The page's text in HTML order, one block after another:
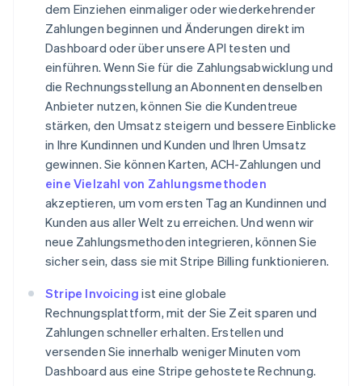
dem Einziehen einmaliger oder wiederkehrender
Zahlungen beginnen und Änderungen direkt im
Dashboard oder über unsere API testen und
einführen. Wenn Sie für die Zahlungsabwicklung und
die Rechnungsstellung an Abonnenten denselben
Anbieter nutzen, können Sie die Kundentreue
stärken, den Umsatz steigern und bessere Einblicke
in Ihre Kundinnen und Kunden und Ihren Umsatz
gewinnen. Sie können Karten, ACH-Zahlungen und
eine Vielzahl von Zahlungsmethoden
akzeptieren, um vom ersten Tag an Kundinnen und
Kunden aus aller Welt zu erreichen. Und wenn wir
neue Zahlungsmethoden integrieren, können Sie
sicher sein, dass sie mit Stripe Billing funktionieren.
Stripe Invoicing ist eine globale
Rechnungsplattform, mit der Sie Zeit sparen und
Zahlungen schneller erhalten. Erstellen und
versenden Sie innerhalb weniger Minuten vom
Dashboard aus eine Stripe gehostete Rechnung.
Australien
English
Belgien
NederlandsFrançaisDeutsch English
Brasilien